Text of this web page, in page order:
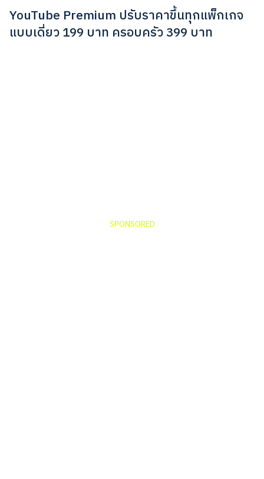
YouTube Premium ปรับราคาขึ้นทุกแพ็กเกจ
แบบเดี่ยว 199 บาท ครอบครัว 399 บาท
SPONSORED